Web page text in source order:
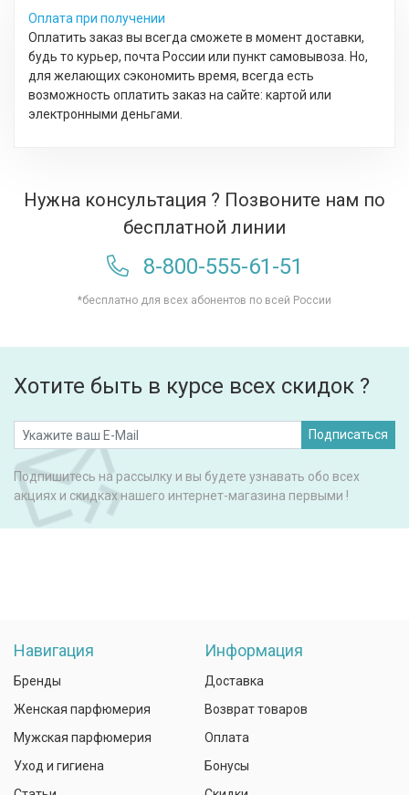
Оплата при получении
Оплатить заказ вы всегда сможете в момент доставки,
будь то курьер, почта России или пункт самовывоза. Но,
для желающих сэкономить время, всегда есть
возможность оплатить заказ на сайте: картой или
электронными деньгами.
Нужна консультация ? Позвоните нам по
бесплатной линии
8-800-555-61-51
*бесплатно для всех абонентов по всей России
Хотите быть в курсе всех скидок ?
Подписаться
Подпишитесь на рассылку и вы будете узнавать обо всех
акциях и скидках нашего интернет-магазина первыми !
Навигация
Бренды
Женская парфюмерия
Мужская парфюмерия
Уход и гигиена
Информация
Доставка
Возврат товаров
Оплата
Бонусы